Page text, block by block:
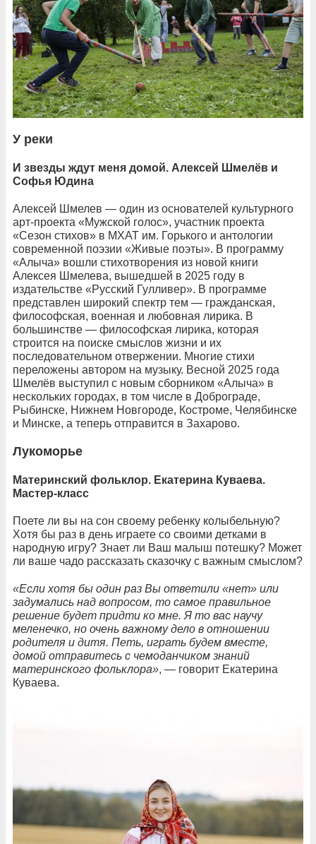
У реки
И звезды ждут меня домой. Алексей Шмелёв и
Софья Юдина
Алексей Шмелев — один из основателей культурного
арт-проекта «Мужской голос», участник проекта
«Сезон стихов» в МХАТ им. Горького и антологии
современной поэзии «Живые поэты». В программу
«Алыча» вошли стихотворения из новой книги
Алексея Шмелева, вышедшей в 2025 году в
издательстве «Русский Гулливер». В программе
представлен широкий спектр тем — гражданская,
философская, военная и любовная лирика. В
большинстве — философская лирика, которая
строится на поиске смыслов жизни и их
последовательном отвержении. Многие стихи
переложены автором на музыку. Весной 2025 года
Шмелёв выступил с новым сборником «Алыча» в
нескольких городах, в том числе в Доброграде,
Рыбинске, Нижнем Новгороде, Костроме, Челябинске
и Минске, а теперь отправится в Захарово.
Лукоморье
Материнский фольклор. Екатерина Куваева.
Мастер-класс
Поете ли вы на сон своему ребенку колыбельную?
Хотя бы раз в день играете со своими детками в
народную игру? Знает ли Ваш малыш потешку? Может
ли ваше чадо рассказать сказочку с важным смыслом?
«Если хотя бы один раз Вы ответили «нет» или
задумались над вопросом, то самое правильное
решение будет придти ко мне. Я то вас научу
меленечко, но очень важному дело в отношении
родителя и дитя. Петь, играть будем вместе,
домой отправитесь с чемоданчиком знаний
материнского фольклора», — говорит Екатерина
Куваева.